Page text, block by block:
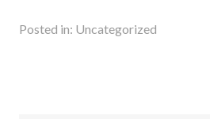
Posted in: Uncategorized